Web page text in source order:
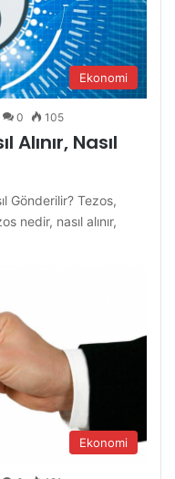
Ekonomi
0 105
Alınır, Nasıl
Gönderilir? Tezos,
nedir, nasıl alınır,
Ekonomi